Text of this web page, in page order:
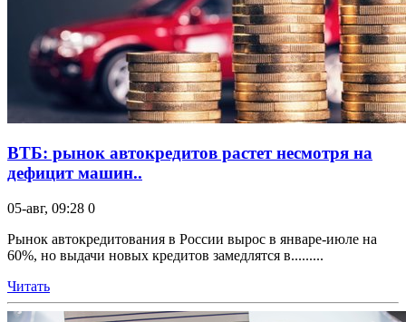
ВТБ: рынок автокредитов растет несмотря на
дефицит машин..
05-авг, 09:28 0
Рынок автокредитования в России вырос в январе-июле на
60%, но выдачи новых кредитов замедлятся в.........
Читать